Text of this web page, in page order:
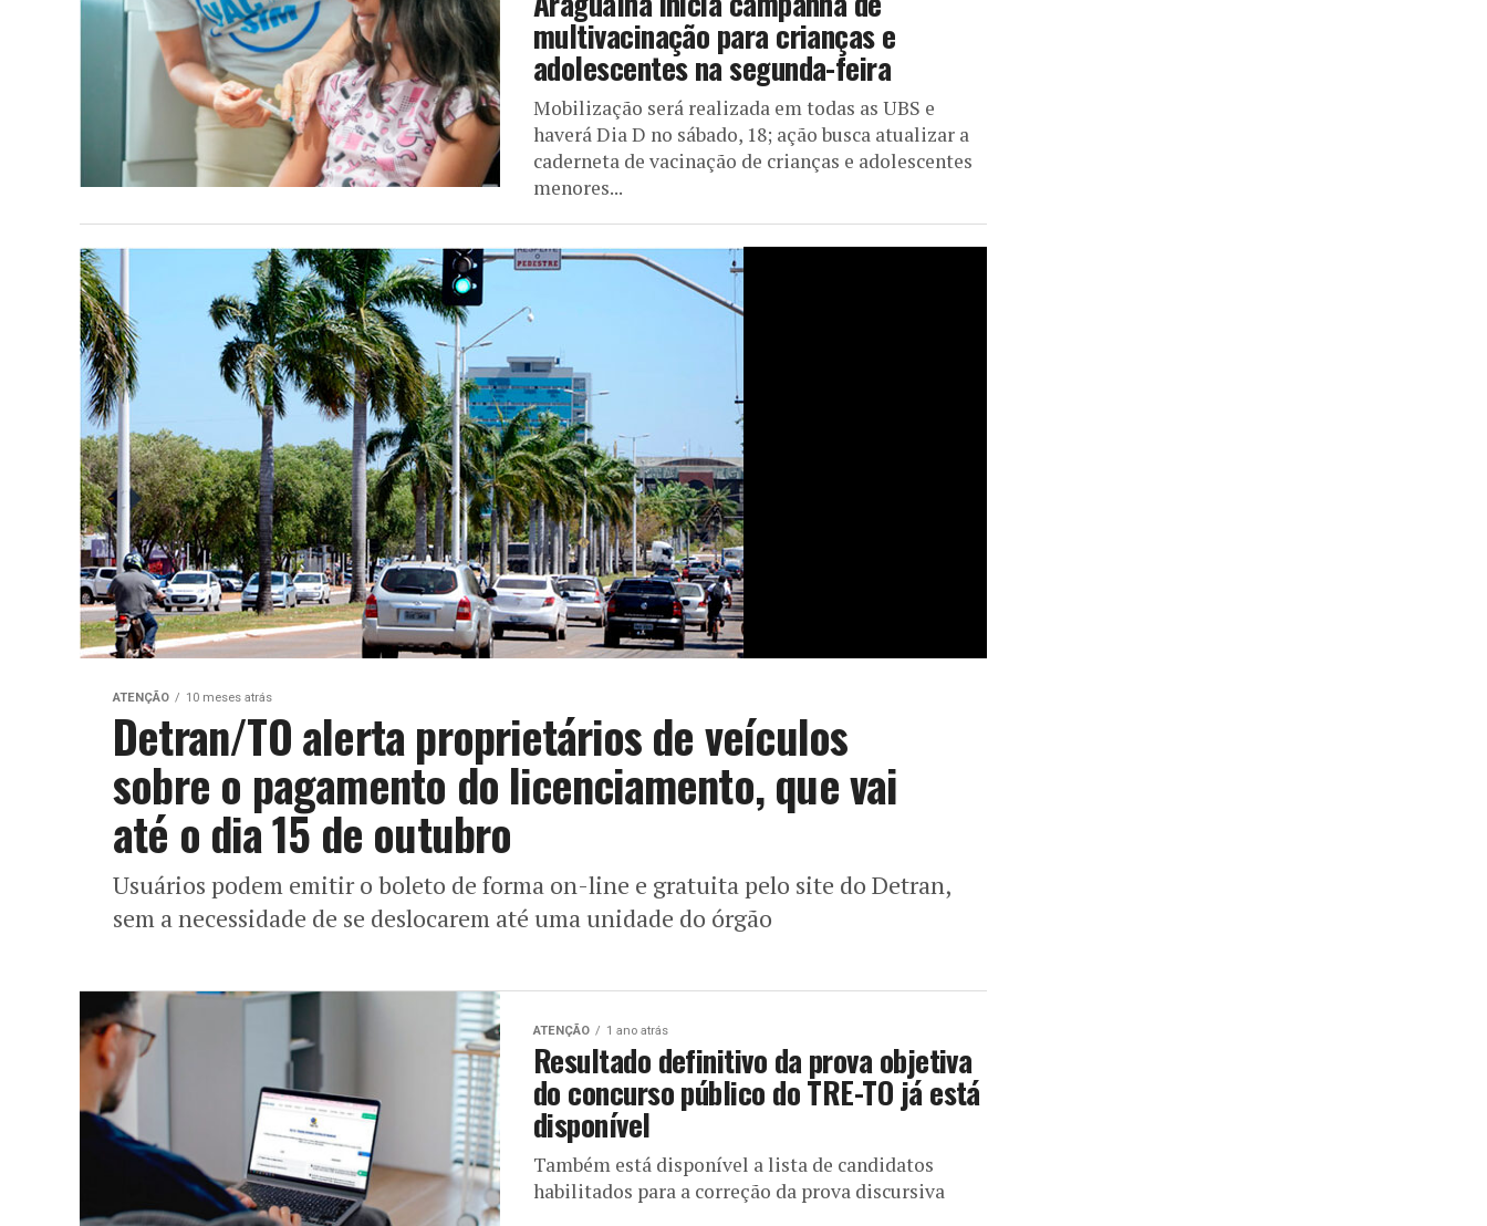
multivacinação para crianças e
adolescentes na segunda-feira
Mobilização será realizada em todas as UBS e
haverá Dia D no sábado, 18; ação busca atualizar a
caderneta de vacinação de crianças e adolescentes
menores...
ATENÇÃO 10 meses atrás
Detran/TO alerta proprietários de veículos
sobre o pagamento do licenciamento, que vai
até o dia 15 de outubro
Usuários podem emitir o boleto de forma on-line e gratuita pelo site do Detran,
sem a necessidade de se deslocarem até uma unidade do órgão
ATENÇÃO 1 ano atrás
Resultado definitivo da prova objetiva
do concurso público do TRE-TO já está
disponível
Também está disponível a lista de candidatos
habilitados para a correção da prova discursiva